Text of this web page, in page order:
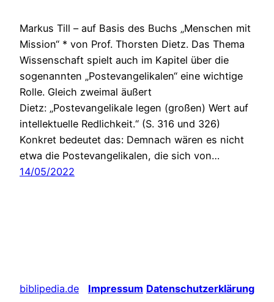
Markus Till – auf Basis des Buchs „Menschen mit
Mission“ * von Prof. Thorsten Dietz. Das Thema
Wissenschaft spielt auch im Kapitel über die
sogenannten „Postevangelikalen“ eine wichtige
Rolle. Gleich zweimal äußert
Dietz: „Postevangelikale legen (großen) Wert auf
intellektuelle Redlichkeit.“ (S. 316 und 326)
Konkret bedeutet das: Demnach wären es nicht
etwa die Postevangelikalen, die sich von…
14/05/2022
biblipedia.de Impressum Datenschutzerklärung